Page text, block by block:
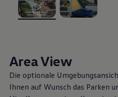
, 1 von 2
Area View
Die optionale
Ihnen auf Wunsch das Parken